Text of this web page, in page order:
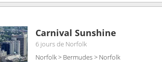
Carnival Sunshine
6 joursde Norfolk
Norfolk > Bermudes > Norfolk